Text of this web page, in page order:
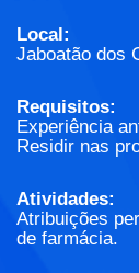
Local:
Jaboatão dos
Requisitos:
Experiência
Residir nas
Atividades:
Atribuições
de farmácia.